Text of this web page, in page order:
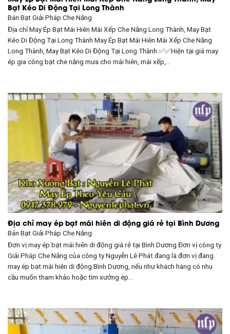
Bạt Kéo Di Động Tại Long Thành
Bán BạtGiải Pháp Che Nắng
Địa chỉ May Ép Bạt Mái Hiên Mái Xếp Che Nắng Long Thành, May Bạt
Kéo Di Động Tại Long Thành May Ép Bạt Mái Hiên Mái Xếp Che Nắng
Long Thành, May Bạt Kéo Di Động Tại Long Thành ✅✅Hiện tại giá may
ép gia công bạt che nắng mưa cho mái hiên, mái xếp,…
Địa chỉ may ép bạt mái hiên di động giá rẻ tại Bình Dương
Bán BạtGiải Pháp Che Nắng
Đơn vị may ép bạt mái hiên di động giá rẻ tại Bình Dương Đơn vị công ty
Giải Pháp Che Nắng của công ty Nguyễn Lê Phát đang là đơn vị đang
may ép bạt mái hiên di động Bình Dương, nếu như khách hàng có nhu
cầu muốn tham khảo hoặc tìm xưởng ép…